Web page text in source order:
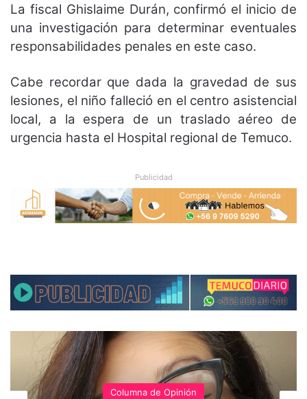
La fiscal Ghislaime Durán, confirmó el inicio de
una investigación para determinar eventuales
responsabilidades penales en este caso.
Cabe recordar que dada la gravedad de sus
lesiones, el niño falleció en el centro asistencial
local, a la espera de un traslado aéreo de
urgencia hasta el Hospital regional de Temuco.
Publicidad
Columna de Opinión